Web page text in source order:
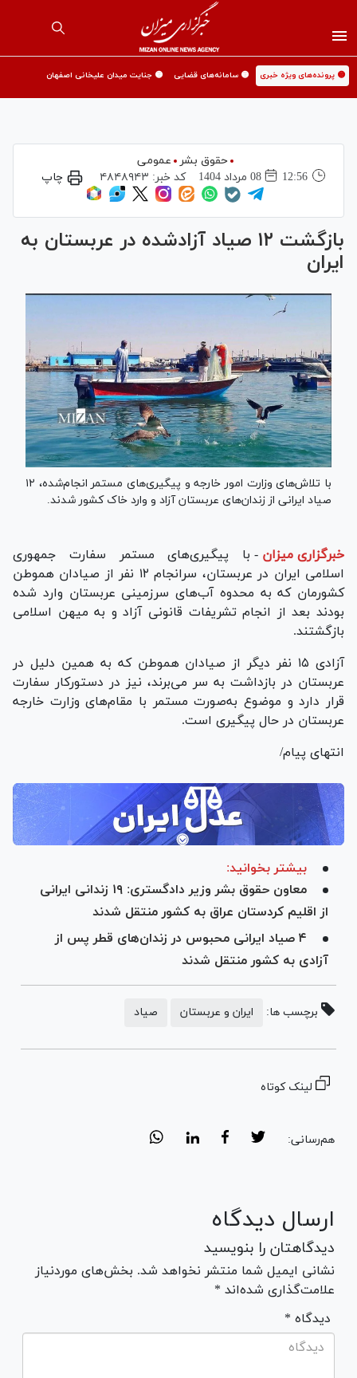
🟡 پرونده‌های ویژه خبری 🟡 سامانه‌های قضایی 🟡 جنایت میدان علیخانی اصفهان
حقوق بشر
عمومی
12:56
08 مرداد 1404 کد خبر: ۴۸۴۸۹۴۳ چاپ
بازگشت ۱۲ صیاد آزادشده در عربستان به
ایران
با تلاش‌های وزارت امور خارجه و پیگیری‌های مستمر انجام‌شده، ۱۲
صیاد ایرانی از زندان‌های عربستان آزاد و وارد خاک کشور شدند.
خبرگزاری میزان - با پیگیری‌های مستمر سفارت جمهوری
اسلامی ایران در عربستان، سرانجام ۱۲ نفر از صیادان هموطن
کشورمان که به محدوه آب‌های سرزمینی عربستان وارد شده
بودند بعد از انجام تشریفات قانونی آزاد و به میهن اسلامی
بازگشتند.
آزادی ۱۵ نفر دیگر از صیادان هموطن که به همین دلیل در
عربستان در بازداشت به سر می‌برند، نیز در دستورکار سفارت
قرار دارد و موضوع به‌صورت مستمر با مقام‌های وزارت خارجه
عربستان در حال پیگیری است.
انتهای پیام/
بیشتر بخوانید:
معاون حقوق بشر وزیر دادگستری: ۱۹ زندانی ایرانی
از اقلیم کردستان عراق به کشور منتقل شدند
۴ صیاد ایرانی محبوس در زندان‌های قطر پس از
آزادی به کشور منتقل شدند
برچسب ها: ایران و عربستان صیاد
لینک کوتاه
هم‌رسانی:
ارسال دیدگاه
دیدگاهتان را بنویسید
نشانی ایمیل شما منتشر نخواهد شد. بخش‌های موردنیاز
علامت‌گذاری شده‌اند *
* دیدگاه